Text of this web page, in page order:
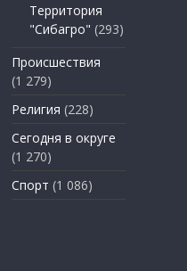
Территория
"Сибагро" (293)
Происшествия
(1 279)
Религия (228)
Сегодня в округе
(1 270)
Спорт (1 086)